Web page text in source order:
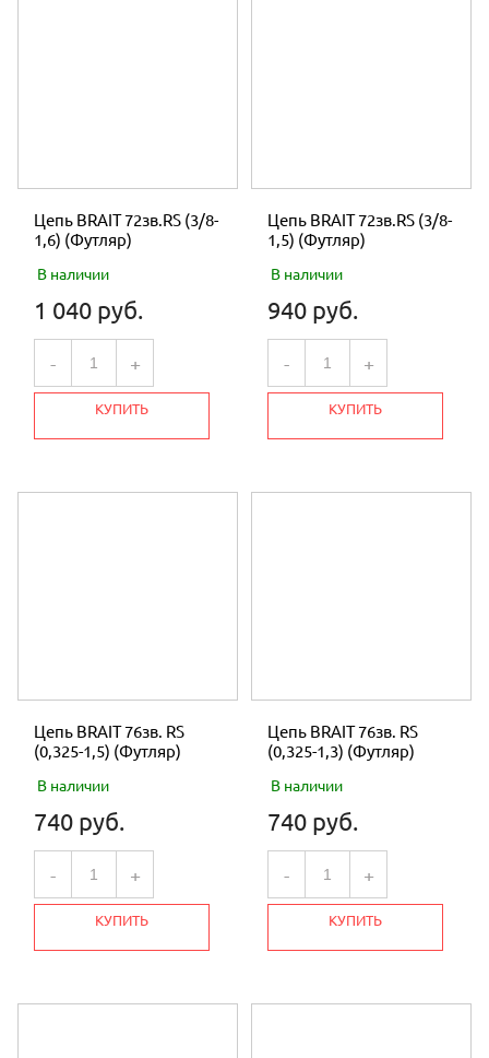
Цепь BRAIT 72зв.RS (3/8-
1,6) (Футляр)
В наличии
1 040 руб.
- +
КУПИТЬ
Цепь BRAIT 72зв.RS (3/8-
1,5) (Футляр)
В наличии
940 руб.
- +
КУПИТЬ
Цепь BRAIT 76зв. RS
(0,325-1,5) (Футляр)
В наличии
740 руб.
- +
КУПИТЬ
Цепь BRAIT 76зв. RS
(0,325-1,3) (Футляр)
В наличии
740 руб.
- +
КУПИТЬ